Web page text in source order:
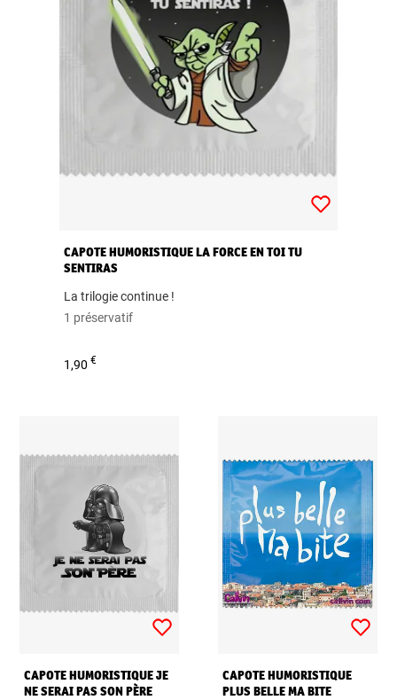
CAPOTE HUMORISTIQUE LA FORCE EN TOI TU
SENTIRAS
La trilogie continue !
1 préservatif
1,90€
CAPOTE HUMORISTIQUE JE
NE SERAI PAS SON PÈRE
CAPOTE HUMORISTIQUE
PLUS BELLE MA BITE